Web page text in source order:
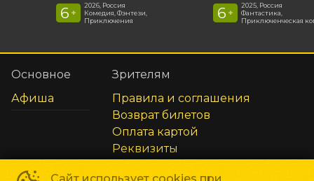
6 +
2026, Россия
Комедия, Фэнтези,
Приключения
6 +
2025, Россия
Фантастика,
Приключенческая
Основное
Афиша
Зрителям
Правила и соглашения
Возврат билетов
Оплата картой
Реквизиты